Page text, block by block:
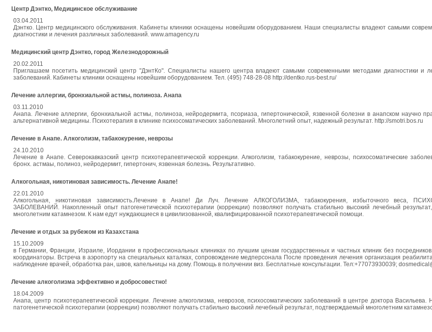
Центр Дэнтко, Медицинское обслуживание
03.04.2011
Дэнтко. Центр медицинского обслуживания. Кабинеты клиники оснащены новейшим оборудованием. Наши специалисты владеют самыми
диагностики и лечения различных заболеваний. www.amagency.ru
Медицинский центр Дэнтко, город Железнодорожный
20.02.2011
Приглашаем посетить медицинский центр "ДэнтКо". Специалисты нашего центра владеют самыми современными методами диагностики и
заболеваний. Кабинеты клиники оснащены новейшим оборудованием. Тел. (495) 748-28-08 http://dentko.rus-best.ru/
Лечение аллергии, бронхиальной астмы, полиноза. Анапа
03.11.2010
Анапа. Лечение аллергии, бронхиальной астмы, полиноза, нейродермита, псориаза, гипертонической, язвенной болезни в анапском научно
альтернативной медицины. Психотерапия в клинике психосоматических заболеваний. Многолетний опыт, надежный результат. http://smotri.bos.ru
Лечение в Анапе. Алкоголизм, табакокурение, неврозы
24.10.2010
Лечение в Анапе. Северокавказский центр психотерапевтической коррекции. Алкоголизм, табакокурение, неврозы, психосоматические
бронх. астмаы, полиноз, нейродермит, гипертонич, язвенная болезнь. Результативно.
Алкогольная, никотиновая зависимость. Лечение Анапе!
22.01.2010
Алкогольная, никотиновая зависимость.Лечение в Анапе! Ди Луч. Лечение АЛКОГОЛИЗМА, табакокурения, избыточного веса,
ЗАБОЛЕВАНИЙ. Накопленный опыт патогенетической психотерапии (коррекции) позволяют получать стабильно высокий лечебный
многолетним катамнезом. К нам едут нуждающиеся в цивилизованной, квалифицированной психотерапевтической помощи.
Лечение и отдых за рубежом из Казахстана
15.10.2009
в Германии, Франции, Израиле, Иордании в профессиональных клиниках по лучшим ценам государственных и частных клиник без
координаторы. Встреча в аэропорту на специальных каталках, сопровождение медперсонала После проведения лечения организация
наблюдение врачей, обработка ран, швов, капельницы на дому. Помощь в получении виз. Бесплатные консультации. Тел:+77073930039;
Лечение алкоголизма эффективно и добросовестно!
18.04.2009
Анапа, центр психотерапевтической коррекции. Лечение алкоголизма, неврозов, психосоматических заболеваний в центре доктора
патогенетической психотерапии (коррекции) позволяют получать стабильно высокий лечебный результат, подтверждаемый многолетним